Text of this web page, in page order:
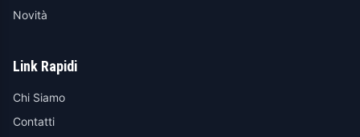
Novità
Link Rapidi
Chi Siamo
Contatti